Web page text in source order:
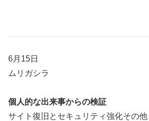
6月15日
ムリガシラ
個人的な出来事からの検証
サイト復旧とセキュリティ強化その他